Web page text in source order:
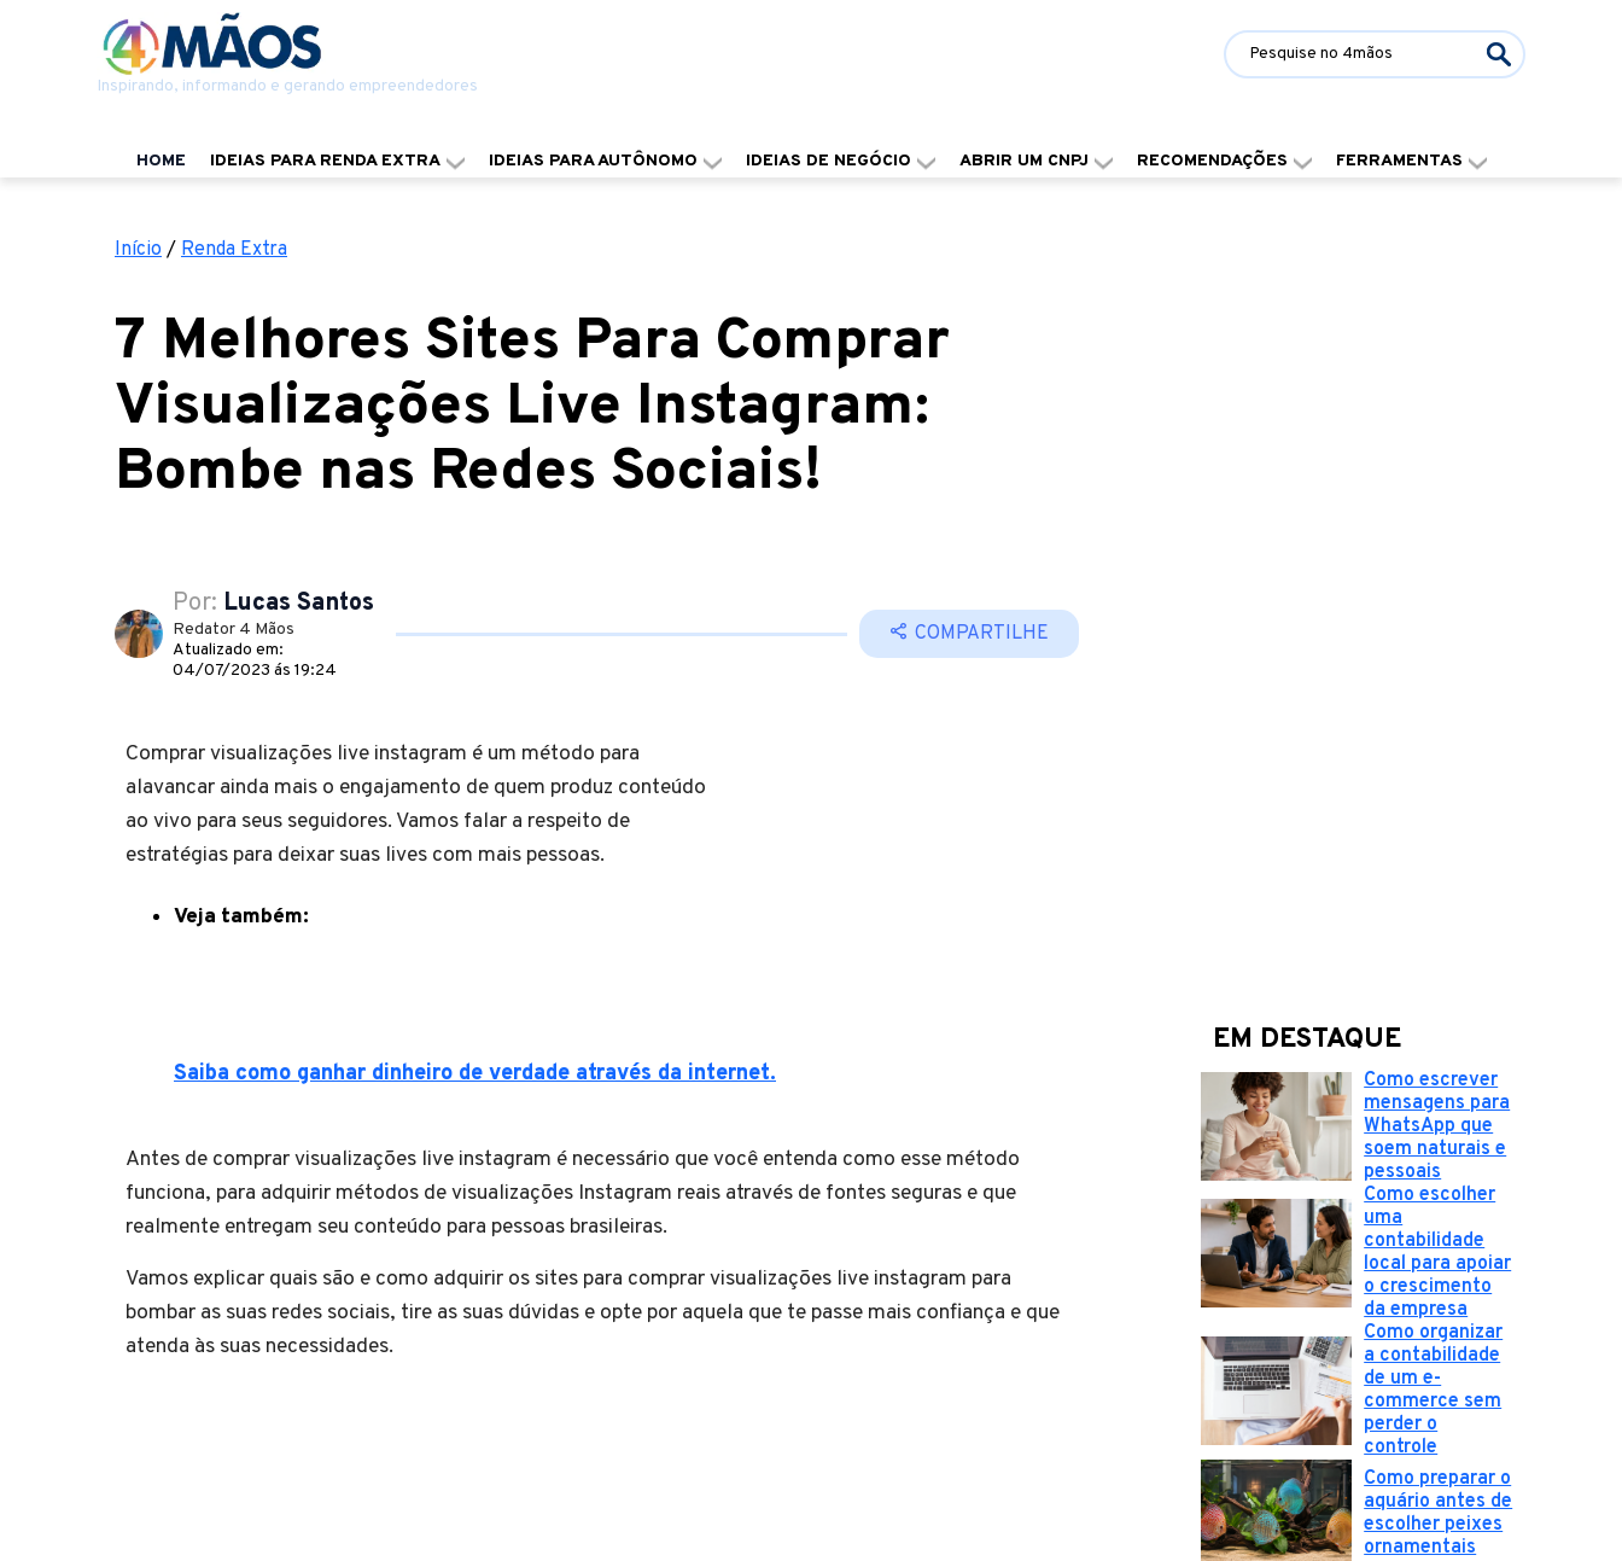
Inspirando, informando e gerando empreendedores
HOME IDEIAS PARA RENDA EXTRA IDEIAS PARA AUTÔNOMO IDEIAS DE NEGÓCIO ABRIR UM CNPJ RECOMENDAÇÕES FERRAMENTAS
Início / Renda Extra
7 Melhores Sites Para Comprar
Visualizações Live Instagram:
Bombe nas Redes Sociais!
Por: Lucas Santos
Redator 4 Mãos
Atualizado em:
04/07/2023 ás 19:24
COMPARTILHE
Comprar visualizações live instagram é um método para
alavancar ainda mais o engajamento de quem produz conteúdo
ao vivo para seus seguidores. Vamos falar a respeito de
estratégias para deixar suas lives com mais pessoas.
Veja também:
Saiba como ganhar dinheiro de verdade através da internet.
Antes de comprar visualizações live instagram é necessário que você entenda como esse método
funciona, para adquirir métodos de visualizações Instagram reais através de fontes seguras e que
realmente entregam seu conteúdo para pessoas brasileiras.
Vamos explicar quais são e como adquirir os sites para comprar visualizações live instagram para
bombar as suas redes sociais, tire as suas dúvidas e opte por aquela que te passe mais confiança e que
atenda às suas necessidades.
EM DESTAQUE
Como escrever
mensagens para
WhatsApp que
soem naturais e
pessoais
Como escolher
uma
contabilidade
local para apoiar
o crescimento
da empresa
Como organizar
a contabilidade
de um e-
commerce sem
perder o
controle
Como preparar o
aquário antes de
escolher peixes
ornamentais